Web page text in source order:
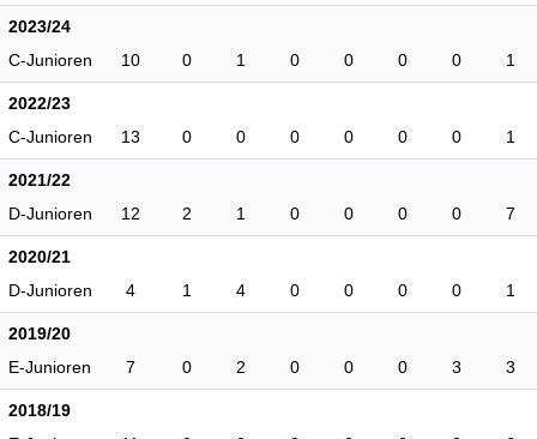
2023/24
C-Junioren
10 0 1 0 0 0 0 1
2022/23
C-Junioren
13 0 0 0 0 0 0 1
2021/22
D-Junioren
12 2 1 0 0 0 0 7
2020/21
D-Junioren
4 1 4 0 0 0 0 1
2019/20
E-Junioren
7 0 2 0 0 0 3 3
2018/19